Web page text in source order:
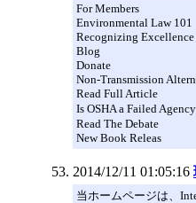
For Members
Environmental Law 101
Recognizing Excellence
Blog
Donate
Non-Transmission
Read Full Article
Is OSHA a Failed
Read The Debate
New Book Releas
2014/12/11 01:05:16
当ホームページは、